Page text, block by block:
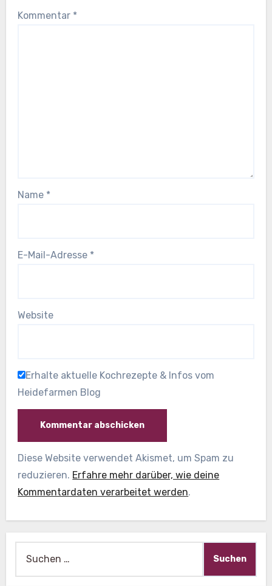
Kommentar *
Name *
E-Mail-Adresse *
Website
Erhalte aktuelle Kochrezepte & Infos vom
Heidefarmen Blog
Diese Website verwendet Akismet, um Spam zu
reduzieren. Erfahre mehr darüber, wie deine
Kommentardaten verarbeitet werden.
nach: